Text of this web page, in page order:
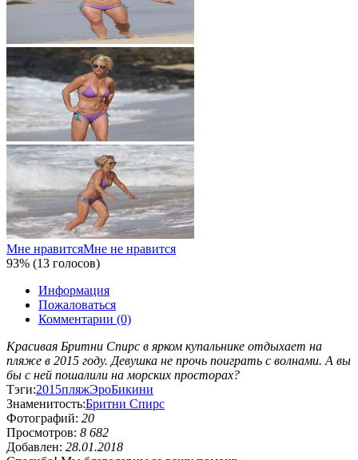
Мне нравитсяМне не нравится
93% (13 голосов)
Информация
Пожаловаться
Комментарии (0)
Красивая Бритни Спирс в ярком купальнике отдыхает на
пляже в 2015 году. Девушка не прочь поиграть с волнами. А вы
бы с ней пошалили на морских просторах?
Тэги:2015пляжЭроБикини
Знаменитость:Бритни Спирс
Фотографий: 20
Просмотров: 8 682
Добавлен: 28.01.2018